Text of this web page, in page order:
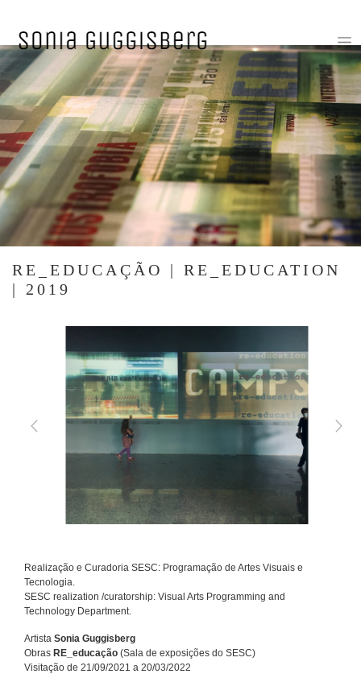
RE_EDUCAÇÃO | RE_EDUCATION
| 2019
Realização e Curadoria SESC: Programação de Artes Visuais e
Tecnologia.
SESC realization /curatorship: Visual Arts Programming and
Technology Department.
Artista Sonia Guggisberg
Obras RE_educação (Sala de exposições do SESC)
Visitação de 21/09/2021 a 20/03/2022